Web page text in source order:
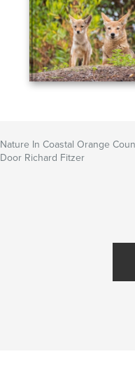
Nature In Coastal Orange
Door Richard Fitzer